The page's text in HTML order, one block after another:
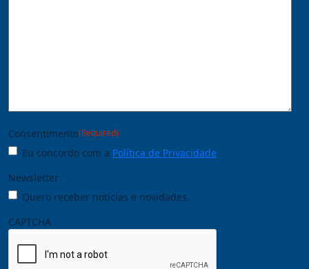
Consentimento(Required)
Eu concordo com a Política de Privacidade
Newsletter
Quero receber notícias e novidades.
CAPTCHA